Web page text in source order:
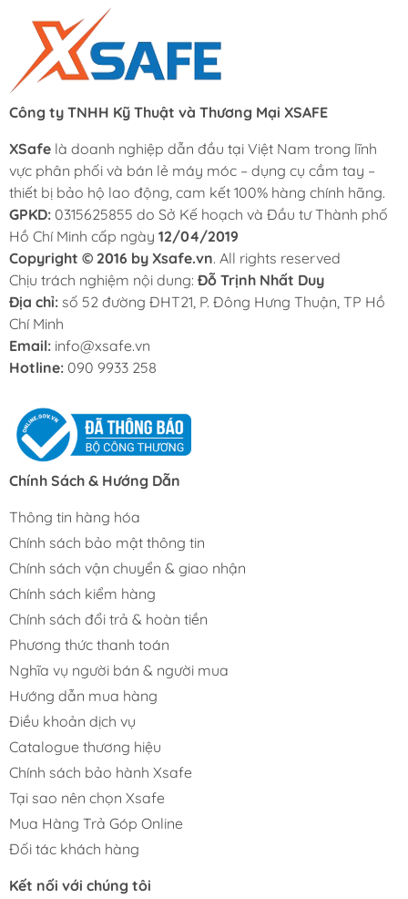
Công ty TNHH Kỹ Thuật và Thương Mại XSAFE
XSafe là doanh nghiệp dẫn đầu tại Việt Nam trong lĩnh
vực phân phối và bán lẻ máy móc – dụng cụ cầm tay –
thiết bị bảo hộ lao động, cam kết 100% hàng chính hãng.
GPKD: 0315625855 do Sở Kế hoạch và Đầu tư Thành phố
Hồ Chí Minh cấp ngày 12/04/2019
Copyright © 2016 by Xsafe.vn. All rights reserved
Chịu trách nghiệm nội dung: Đỗ Trịnh Nhất Duy
Địa chỉ: số 52 đường ĐHT21, P. Đông Hưng Thuận, TP Hồ
Chí Minh
Email: info@xsafe.vn
Hotline: 090 9933 258
Chính Sách & Hướng Dẫn
Thông tin hàng hóa
Chính sách bảo mật thông tin
Chính sách vận chuyển & giao nhận
Chính sách kiểm hàng
Chính sách đổi trả & hoàn tiền
Phương thức thanh toán
Nghĩa vụ người bán & người mua
Hướng dẫn mua hàng
Điều khoản dịch vụ
Catalogue thương hiệu
Chính sách bảo hành Xsafe
Tại sao nên chọn Xsafe
Mua Hàng Trả Góp Online
Đối tác khách hàng
Kết nối với chúng tôi